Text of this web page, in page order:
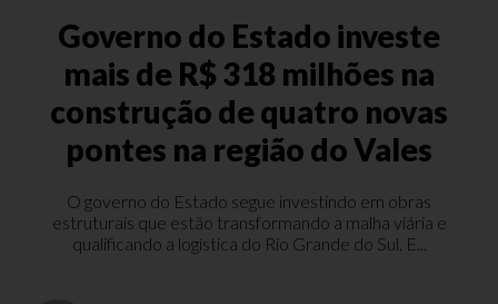
Governo do Estado investe
mais de R$ 318 milhões na
construção de quatro novas
pontes na região do Vales
O governo do Estado segue investindo em obras
estruturais que estão transformando a malha viária e
qualificando a logística do Rio Grande do Sul. E...